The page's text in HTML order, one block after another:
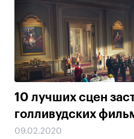
10 лучших сцен
голливудских
09.02.2020